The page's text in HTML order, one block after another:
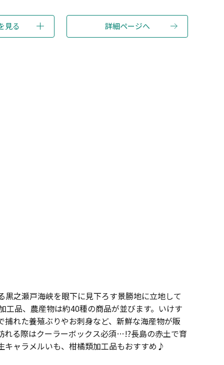
見る 詳細ページへ
黒之瀬戸海峡を眼下に見下ろす景勝地に立地して
工品、農産物は約40種の商品が並びます。いけす
捕れた養殖ぶりやお刺身など、新鮮な海産物が販
れる際はクーラーボックス必須…!?長島の赤土で育
キャラメルいも、柑橘類加工品もおすすめ♪